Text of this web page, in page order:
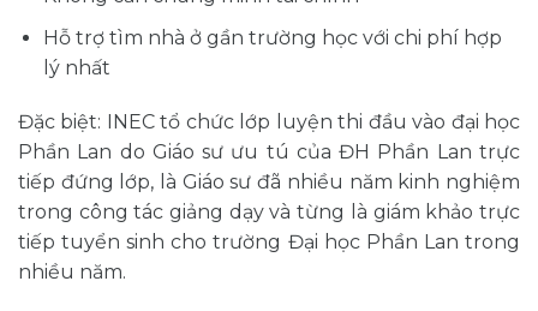
Hỗ trợ tìm nhà ở gần trường học với chi phí hợp
lý nhất
Đặc biệt: INEC tổ chức lớp luyện thi đầu vào đại học
Phần Lan do Giáo sư ưu tú của ĐH Phần Lan trực
tiếp đứng lớp, là Giáo sư đã nhiều năm kinh nghiệm
trong công tác giảng dạy và từng là giám khảo trực
tiếp tuyển sinh cho trường Đại học Phần Lan trong
nhiều năm.